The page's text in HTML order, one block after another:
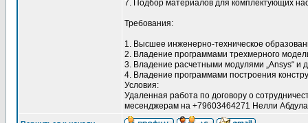
7. Подбор материалов для комплектующих
Требования:
1. Высшее инженерно-техническое
2. Владение программами трехмерного
3. Владение расчетными модулями „Ansys“ и
4. Владение программами построения
Условия:
Удаленная работа по договору о
месенджерам на +79603464271 Нелли